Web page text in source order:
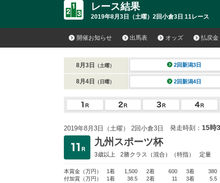
レース結果
2019年8月3日（土曜）2回小倉3日 11レース
開催お知らせ 出馬表 オッズ 払戻金
8月3日 （土曜） 2回新潟3日
8月4日 （日曜） 2回新潟4日
2019年8月3日（土曜） 2回小倉3日 発走時刻： 15時
九州スポーツ杯
3歳以上 2勝クラス （混合）（特指） 定量
本賞金 （万円） 1着 1,500 2着 600 3着
380
付加賞 （万円） 1着 38.5 2着 11 3着 5.5